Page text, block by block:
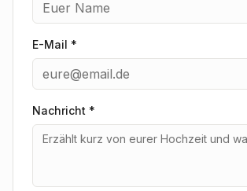
E-Mail *
Nachricht *